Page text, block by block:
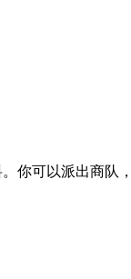
你可以派出商队